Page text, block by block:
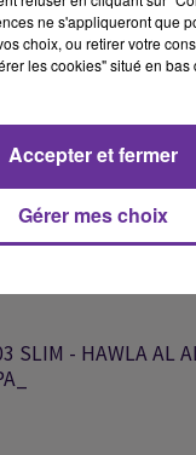
SLIM -
ACHARQ PA
`ISRAEL
SLIM - HAWLA AL
ne s'appliqueront que
choix, ou retirer votre
les cookies" situé en bas
Gérer mes choix
Accepter et fermer